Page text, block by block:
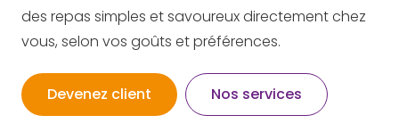
des repas simples et savoureux directement chez
vous, selon vos goûts et préférences. ​
Devenez client Nos services